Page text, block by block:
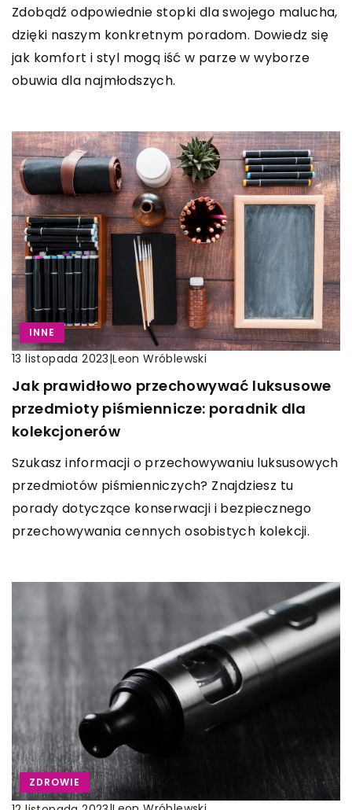
Zdobądź odpowiednie stopki dla swojego malucha,
dzięki naszym konkretnym poradom. Dowiedz się
jak komfort i styl mogą iść w parze w wyborze
obuwia dla najmłodszych.
INNE
13 listopada 2023|Leon Wróblewski
Jak prawidłowo przechowywać luksusowe
przedmioty piśmiennicze: poradnik dla
kolekcjonerów
Szukasz informacji o przechowywaniu luksusowych
przedmiotów piśmienniczych? Znajdziesz tu
porady dotyczące konserwacji i bezpiecznego
przechowywania cennych osobistych kolekcji.
ZDROWIE